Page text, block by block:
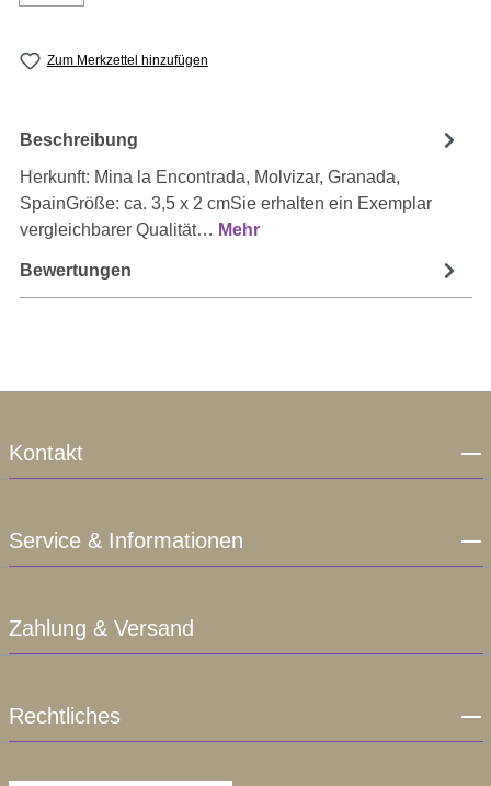
Zum Merkzettel hinzufügen
Beschreibung
Herkunft: Mina la Encontrada, Molvizar, Granada,
SpainGröße: ca. 3,5 x 2 cmSie erhalten ein Exemplar
vergleichbarer Qualität… Mehr
Bewertungen
Kontakt
Service & Informationen
Zahlung & Versand
Rechtliches